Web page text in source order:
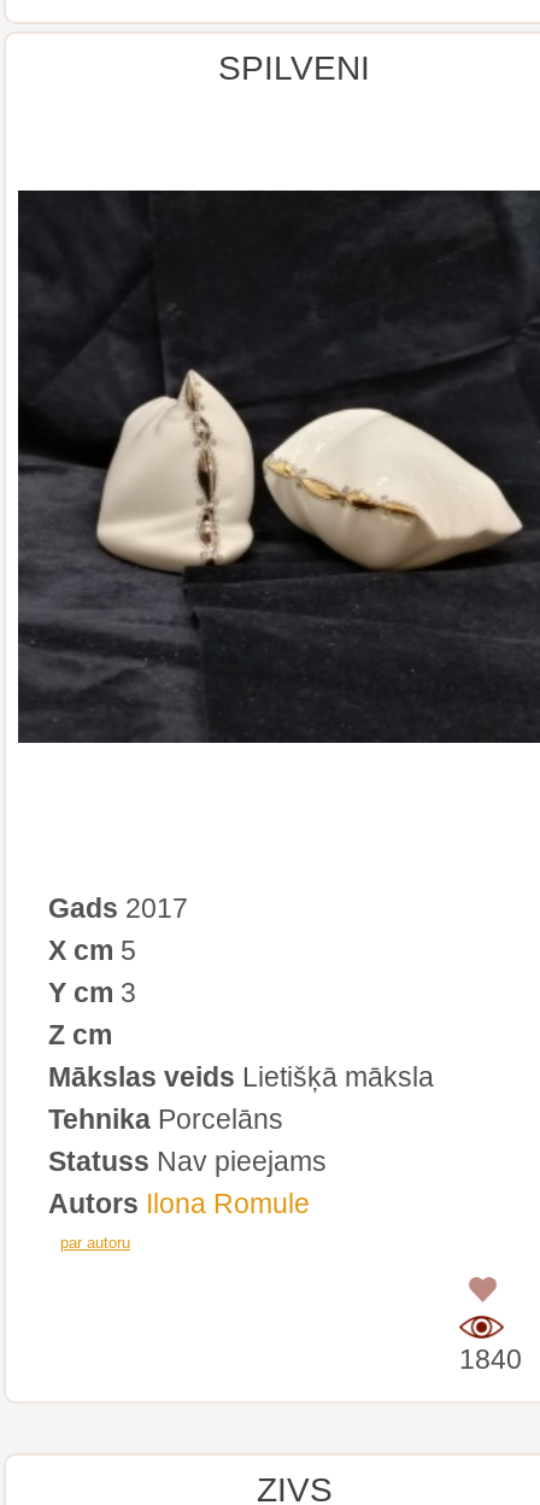
SPILVENI
Gads 2017
X cm 5
Y cm 3
Z cm
Mākslas veids Lietišķā māksla
Tehnika Porcelāns
Statuss Nav pieejams
Autors Ilona Romule
par autoru
1840
ZIVS